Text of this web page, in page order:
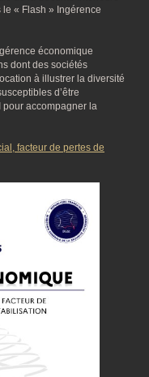
« Flash » Ingérence
économique
dont des sociétés
à illustrer la diversité
d’être
pour accompagner la
facteur de pertes de